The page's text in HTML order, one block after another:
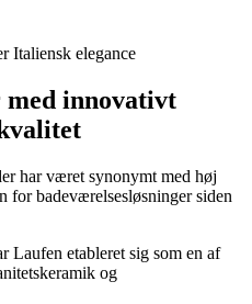
Italiensk elegance
innovativt
har været synonymt med høj
for badeværelsesløsninger siden
Laufen etableret sig som en af
og